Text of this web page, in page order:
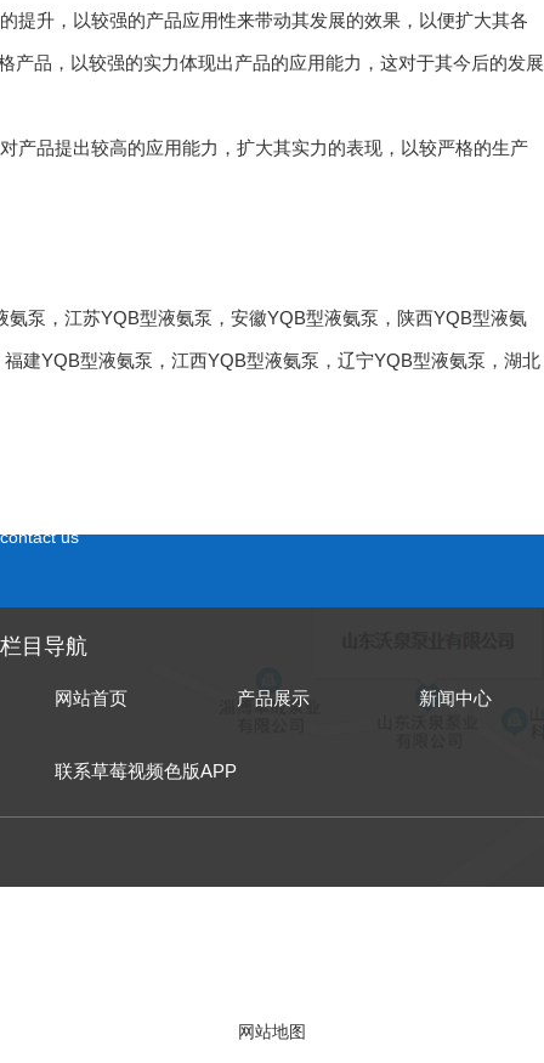
提升，以较强的产品应用性来带动其发展的效果，以便扩大其各
品，以较强的实力体现出产品的应用能力，这对于其今后的发展
产品提出较高的应用能力，扩大其实力的表现，以较严格的生产
氨泵 ， 江苏YQB型液氨泵 ， 安徽YQB型液氨泵 ， 陕西YQB型液氨
福建YQB型液氨泵 ， 江西YQB型液氨泵 ， 辽宁YQB型液氨泵 ， 湖北
contact us
栏目导航
网站首页 产品展示 新闻中心
联系草莓视频色版APP
网站地图